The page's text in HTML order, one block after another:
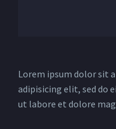
Lorem ipsum dolor sit
adipisicing elit, sed do
ut labore et dolore